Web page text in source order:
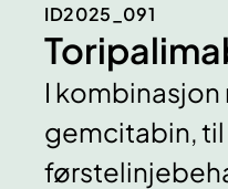
ID2025_091
I
gemcitabin, til